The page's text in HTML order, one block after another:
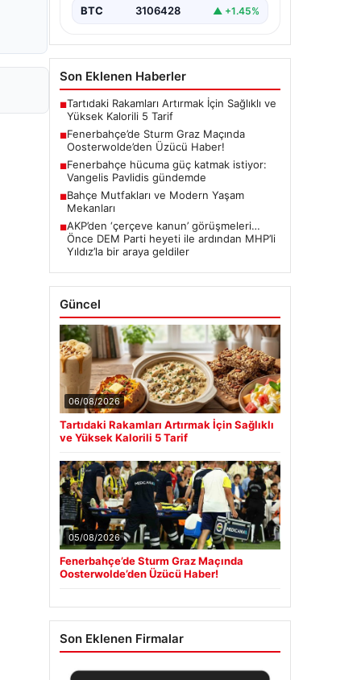
BTC 3106428 ▲ +1.45%
Son Eklenen Haberler
■Tartıdaki Rakamları Artırmak İçin Sağlıklı ve
Yüksek Kalorili 5 Tarif
■Fenerbahçe’de Sturm Graz Maçında
Oosterwolde’den Üzücü Haber!
■Fenerbahçe hücuma güç katmak istiyor:
Vangelis Pavlidis gündemde
■Bahçe Mutfakları ve Modern Yaşam
Mekanları
■AKP’den ‘çerçeve kanun’ görüşmeleri…
Önce DEM Parti heyeti ile ardından MHP’li
Yıldız’la bir araya geldiler
Güncel
06/08/2026
Tartıdaki Rakamları Artırmak İçin Sağlıklı
ve Yüksek Kalorili 5 Tarif
05/08/2026
Fenerbahçe’de Sturm Graz Maçında
Oosterwolde’den Üzücü Haber!
Son Eklenen Firmalar